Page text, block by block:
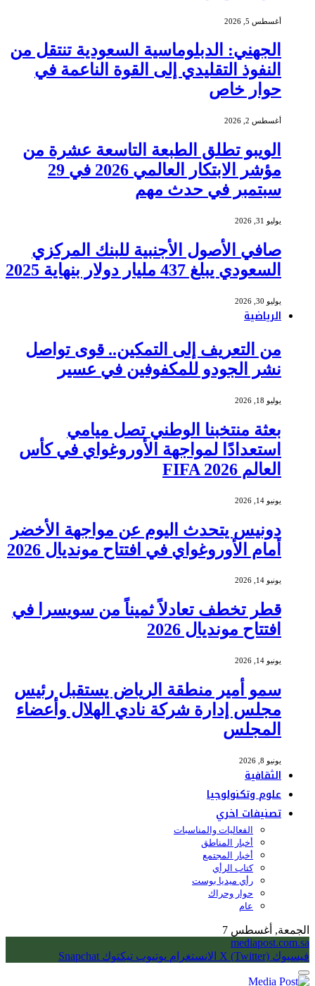
أغسطس 5, 2026
الجهني: الدبلوماسية السعودية تنتقل من
النفوذ التقليدي إلى القوة الناعمة في
حوار خاص
أغسطس 2, 2026
الويبو تطلق الطبعة التاسعة عشرة من
مؤشر الابتكار العالمي 2026 في 29
سبتمبر في حدث مهم
يوليو 31, 2026
صافي الأصول الأجنبية للبنك المركزي
السعودي يبلغ 437 مليار دولار بنهاية 2025
يوليو 30, 2026
الرياضية
من التعريف إلى التمكين.. قوى تواصل
نشر الجودو للمكفوفين في عسير
يوليو 18, 2026
بعثة منتخبنا الوطني تصل ميامي
استعدادًا لمواجهة الأوروغواي في كأس
العالم FIFA 2026
يونيو 14, 2026
دونيس يتحدث اليوم عن مواجهة الأخضر
أمام الأوروغواي في افتتاح مونديال 2026
يونيو 14, 2026
قطر تخطف تعادلاً ثميناً من سويسرا في
افتتاح مونديال 2026
يونيو 14, 2026
سمو أمير منطقة الرياض يستقبل رئيس
مجلس إدارة شركة نادي الهلال وأعضاء
المجلس
يونيو 8, 2026
الثقافية
علوم وتكنولوجيا
تصنيفات اخري
الفعاليات والمناسبات
أخبار المناطق
أخبار المجتمع
كتاب الرأي
رأي ميديا بوست
حوار وحراك
عام
الجمعة, أغسطس 7
mediapost.com.sa
فيسبوك X (Twitter) الانستغرام يوتيوب تيكتوك Snapchat